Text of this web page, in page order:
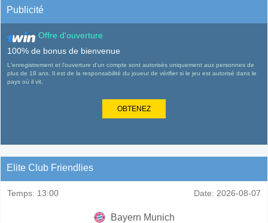
Publicité
Offre d'ouverture
100% de bonus de bienvenue
L'enregistrement et l'ouverture d'un compte sont autorisés uniquement aux personnes de
plus de 18 ans. Il est de la responsabilité du joueur de vérifier si le jeu est autorisé dans le
pays où il vit.
OBTENEZ
Elite Club Friendlies
Temps: 13:00 Date: 2026-08-07
Bayern Munich